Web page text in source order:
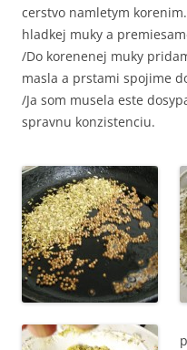
cerstvo namletym
hladkej muky a
/Do korenenej muky
masla a prstami spojime
/Ja som musela este
spravnu konzistenciu.